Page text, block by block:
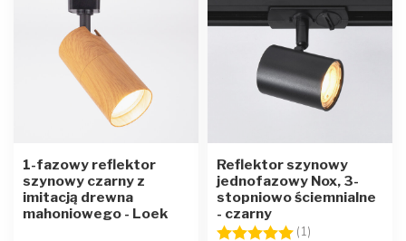
1-fazowy reflektor
szynowy czarny z
imitacją drewna
mahoniowego - Loek
Reflektor szynowy
jednofazowy Nox, 3-
stopniowo ściemnialne
- czarny
Ocena:
(1)